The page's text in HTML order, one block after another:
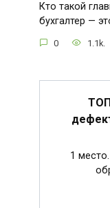
Кто такой
бухгалтер —
0 1.1k.
1